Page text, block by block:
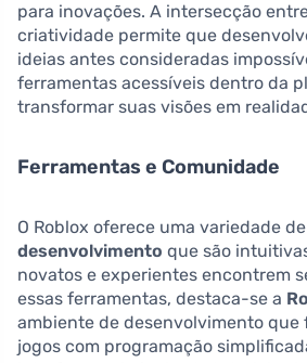
para inovações. A intersecção
criatividade permite que
ideias antes consideradas
ferramentas acessíveis dentro da
transformar suas visões em
Ferramentas e Comunidade
O Roblox oferece uma variedade de
desenvolvimento que são
novatos e experientes encontrem
essas ferramentas, destaca-se a
ambiente de desenvolvimento que
jogos com programação